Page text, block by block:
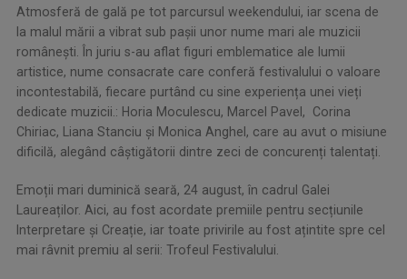
Atmosferă de gală pe tot parcursul weekendului, iar scena de
la malul mării a vibrat sub pașii unor nume mari ale muzicii
românești. În juriu s-au aflat figuri emblematice ale lumii
artistice, nume consacrate care conferă festivalului o valoare
incontestabilă, fiecare purtând cu sine experiența unei vieți
dedicate muzicii.: Horia Moculescu, Marcel Pavel, Corina
Chiriac, Liana Stanciu și Monica Anghel, care au avut o misiune
dificilă, alegând câștigătorii dintre zeci de concurenți talentați.
Emoții mari duminică seară, 24 august, în cadrul Galei
Laureaților. Aici, au fost acordate premiile pentru secțiunile
Interpretare și Creație, iar toate privirile au fost ațintite spre cel
mai râvnit premiu al serii: Trofeul Festivalului.